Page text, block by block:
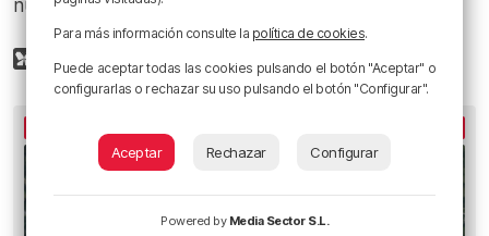
nuestras calles.
Para más información consulte la política de cookies.
Puede aceptar todas las cookies pulsando el botón "Aceptar" o
configurarlas o rechazar su uso pulsando el botón "Configurar".
Aceptar Rechazar Configurar
Powered by Media Sector S.L.